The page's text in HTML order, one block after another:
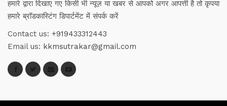
हमारे द्वारा दिखाए गए किसी भी न्यूज़ या खबर से आपको अगर आपत्ती है तो कृपया
हमारे ब्रॉडकास्टिंग डिपार्टमेंट में संपर्क करें
Contact us: +919433312443
Email us: kkmsutrakar@gmail.com